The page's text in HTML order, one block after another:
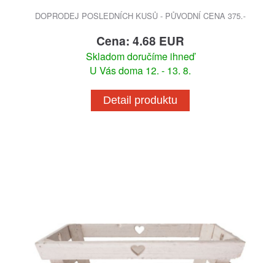
DOPRODEJ POSLEDNÍCH KUSŮ - PŮVODNÍ CENA 375.-
Cena: 4.68 EUR
Skladom doručíme ihneď
U Vás doma 12. - 13. 8.
Detail produktu